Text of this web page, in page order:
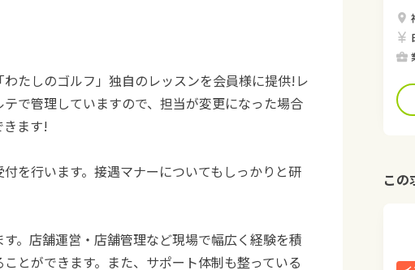
たしのゴルフ」独自のレッスンを会員様に提供!レ
で管理していますので、担当が変更になった場合
きます!
を行います。接遇マナーについてもしっかりと研
。店舗運営・店舗管理など現場で幅広く経験を積
とができます。また、サポート体制も整っている
この